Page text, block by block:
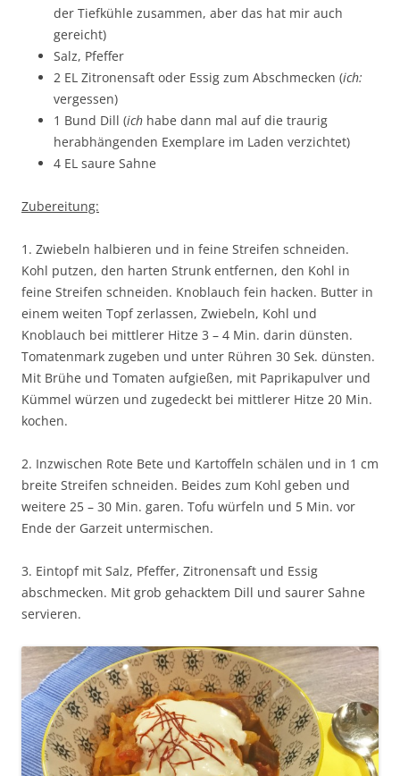
der Tiefkühle zusammen, aber das hat mir auch
gereicht)
Salz, Pfeffer
2 EL Zitronensaft oder Essig zum Abschmecken (ich:
vergessen)
1 Bund Dill (ich habe dann mal auf die traurig
herabhängenden Exemplare im Laden verzichtet)
4 EL saure Sahne
Zubereitung:
1. Zwiebeln halbieren und in feine Streifen schneiden.
Kohl putzen, den harten Strunk entfernen, den Kohl in
feine Streifen schneiden. Knoblauch fein hacken. Butter in
einem weiten Topf zerlassen, Zwiebeln, Kohl und
Knoblauch bei mittlerer Hitze 3 – 4 Min. darin dünsten.
Tomatenmark zugeben und unter Rühren 30 Sek. dünsten.
Mit Brühe und Tomaten aufgießen, mit Paprikapulver und
Kümmel würzen und zugedeckt bei mittlerer Hitze 20 Min.
kochen.
2. Inzwischen Rote Bete und Kartoffeln schälen und in 1 cm
breite Streifen schneiden. Beides zum Kohl geben und
weitere 25 – 30 Min. garen. Tofu würfeln und 5 Min. vor
Ende der Garzeit untermischen.
3. Eintopf mit Salz, Pfeffer, Zitronensaft und Essig
abschmecken. Mit grob gehacktem Dill und saurer Sahne
servieren.